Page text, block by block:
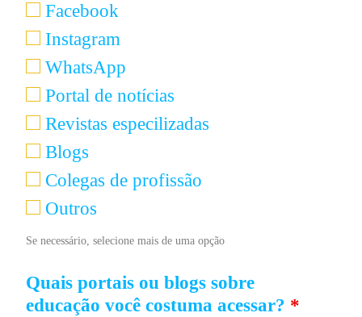
Facebook
Instagram
WhatsApp
Portal de notícias
Revistas especilizadas
Blogs
Colegas de profissão
Outros
Se necessário, selecione mais de uma opção
Quais portais ou blogs sobre
educação você costuma acessar? *